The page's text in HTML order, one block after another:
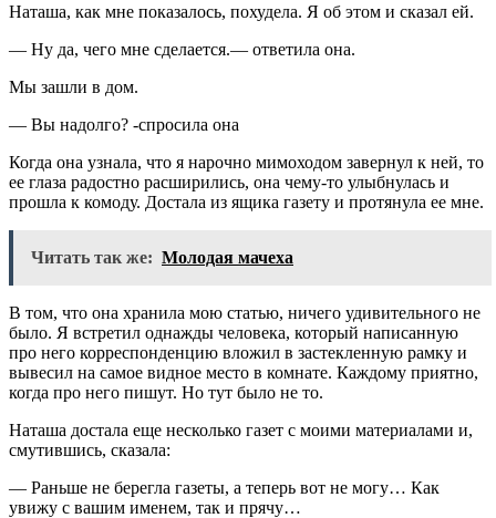
Наташа, как мне показалось, похудела. Я об этом и сказал ей.
— Ну да, чего мне сделается.— ответила она.
Мы зашли в дом.
— Вы надолго? -спросила она
Когда она узнала, что я нарочно мимоходом завернул к ней, то
ее глаза радостно расширились, она чему-то улыбнулась и
прошла к комоду. Достала из ящика газету и протянула ее мне.
Читать так же: Молодая мачеха
В том, что она хранила мою статью, ничего удивительного не
было. Я встретил однажды человека, который написанную
про него корреспонденцию вложил в застекленную рамку и
вывесил на самое видное место в комнате. Каждому приятно,
когда про него пишут. Но тут было не то.
Наташа достала еще несколько газет с моими материалами и,
смутившись, сказала:
— Раньше не берегла газеты, а теперь вот не могу… Как
увижу с вашим именем, так и прячу…